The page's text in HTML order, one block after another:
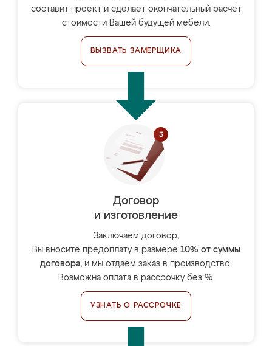
составит проект и сделает окончательный расчёт
стоимости Вашей будущей мебели.
ВЫЗВАТЬ ЗАМЕРЩИКА
Договор
и изготовление
Заключаем договор,
Вы вносите предоплату в размере 10% от суммы
договора, и мы отдаём заказ в производство.
Возможна оплата в рассрочку без %.
УЗНАТЬ О РАССРОЧКЕ